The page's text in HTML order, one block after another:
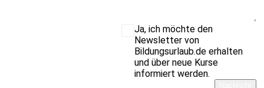
Ja, ich möchte den
Newsletter von
Bildungsurlaub.de erhalten
und über neue Kurse
informiert werden.